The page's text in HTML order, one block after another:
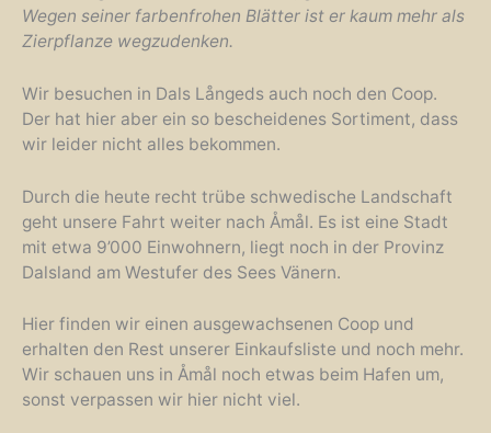
Wegen seiner farbenfrohen Blätter ist er kaum mehr als
Zierpflanze wegzudenken.
Wir besuchen in Dals Långeds auch noch den Coop.
Der hat hier aber ein so bescheidenes Sortiment, dass
wir leider nicht alles bekommen.
Durch die heute recht trübe schwedische Landschaft
geht unsere Fahrt weiter nach Åmål. Es ist eine Stadt
mit etwa 9’000 Einwohnern, liegt noch in der Provinz
Dalsland am Westufer des Sees Vänern.
Hier finden wir einen ausgewachsenen Coop und
erhalten den Rest unserer Einkaufsliste und noch mehr.
Wir schauen uns in Åmål noch etwas beim Hafen um,
sonst verpassen wir hier nicht viel.